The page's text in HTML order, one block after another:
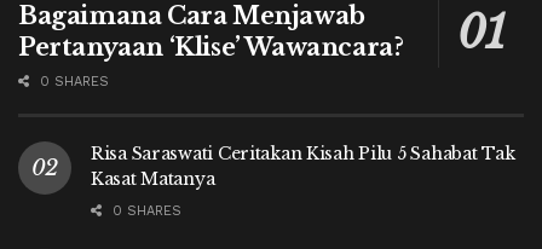
Bagaimana Cara Menjawab
Pertanyaan ‘Klise’ Wawancara?
0 SHARES
Risa Saraswati Ceritakan Kisah Pilu 5 Sahabat Tak
Kasat Matanya
0 SHARES